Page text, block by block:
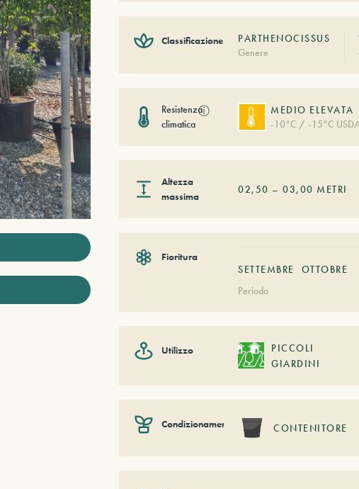
Classificazione
PARTHENOCISSUS
Genere
Resistenza
climatica
ⓘ
MEDIO ELEVATA
-10°C / -15°C
Altezza
massima
02,50 –03,00 METRI
Fioritura
SETTEMBRE
OTTOBRE
Periodo
Utilizzo
PICCOLI
GIARDINI
Condizionamento CONTENITORE